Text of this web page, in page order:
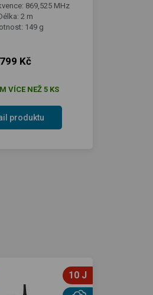
869,525 MHz
2 m
149 g
799 Kč
VÍCE NEŽ 5 KS
produktu
10 J